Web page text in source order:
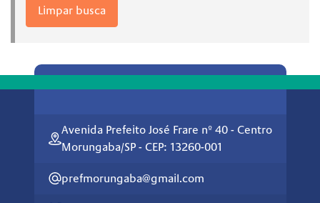
Limpar busca
Avenida Prefeito José Frare nº 40 - Centro
Morungaba/SP - CEP: 13260-001
prefmorungaba@gmail.com